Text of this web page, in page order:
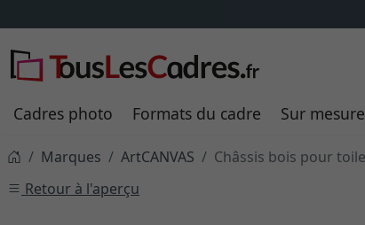
Cadres photo Formats du cadre Sur mesure
Marques ArtCANVAS
Châssis bois pour
Retour à l'aperçu